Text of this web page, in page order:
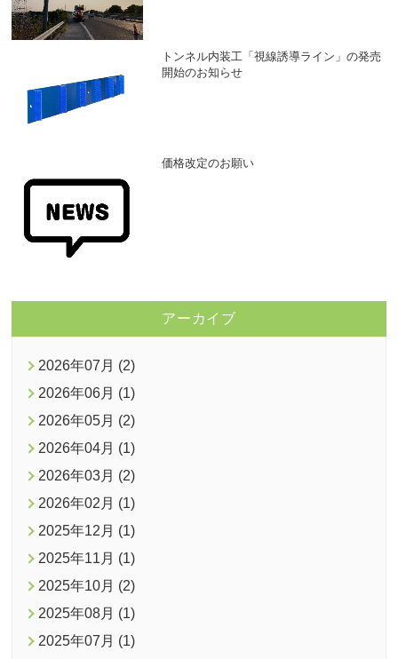
トンネル内装工「視線誘導ライン」の発売
開始のお知らせ
価格改定のお願い
アーカイブ
2026年07月 (2)
2026年06月 (1)
2026年05月 (2)
2026年04月 (1)
2026年03月 (2)
2026年02月 (1)
2025年12月 (1)
2025年11月 (1)
2025年10月 (2)
2025年08月 (1)
2025年07月 (1)